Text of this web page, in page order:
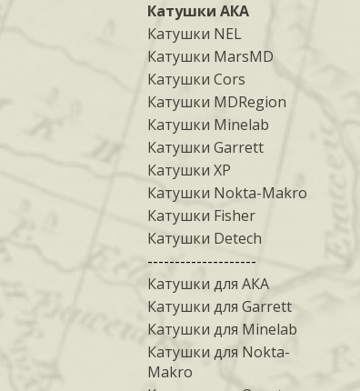
Катушки АКА
Катушки NEL
Катушки MarsMD
Катушки Cors
Катушки MDRegion
Катушки Minelab
Катушки Garrett
Катушки XP
Катушки Nokta-Makro
Катушки Fisher
Катушки Detech
--------------------
Катушки для АКА
Катушки для Garrett
Катушки для Minelab
Катушки для Nokta-
Makro